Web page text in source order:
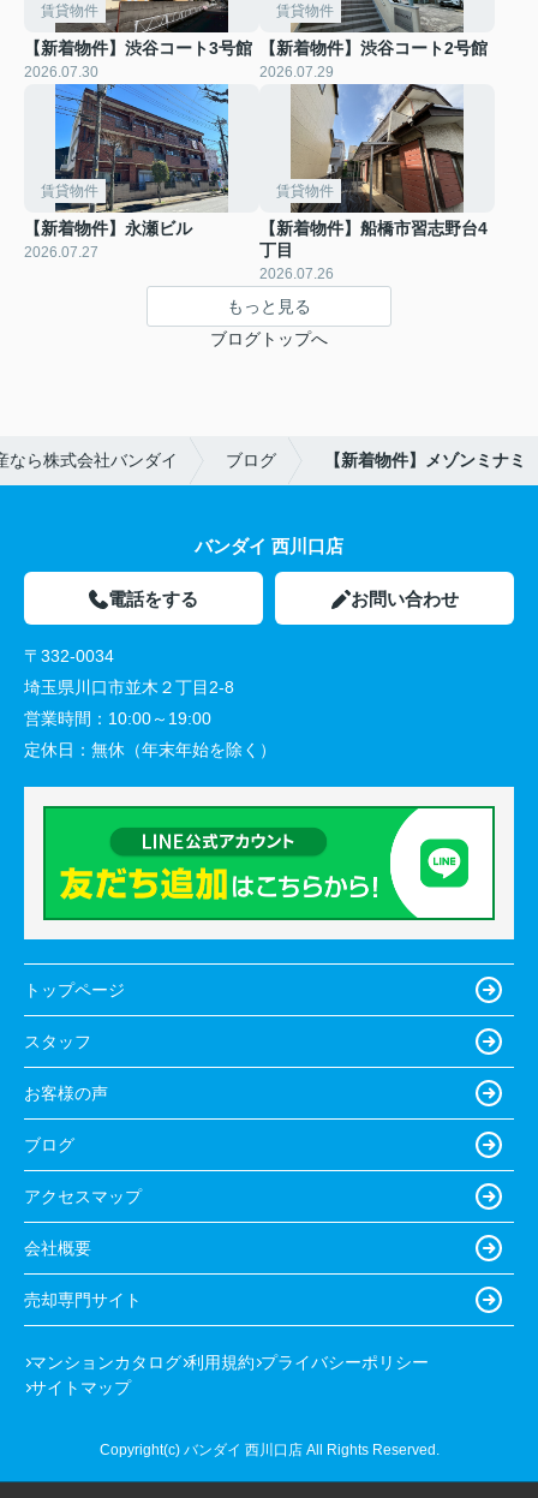
賃貸物件
【新着物件】渋谷コート3号館
2026.07.30
賃貸物件
【新着物件】渋谷コート2号館
2026.07.29
賃貸物件
【新着物件】永瀬ビル
2026.07.27
賃貸物件
【新着物件】船橋市習志野台4
丁目
2026.07.26
もっと見る
ブログトップへ
なら株式会社バンダイ ブログ 【新着物件】メゾンミナミ
バンダイ 西川口店
電話をする お問い合わせ
〒332-0034
埼玉県川口市並木２丁目2-8
営業時間： 10:00～19:00
定休日： 無休（年末年始を除く）
トップページ
スタッフ
お客様の声
ブログ
アクセスマップ
会社概要
売却専門サイト
マンションカタログ 利用規約 プライバシーポリシー
サイトマップ
Copyright(c) バンダイ 西川口店 All Rights Reserved.